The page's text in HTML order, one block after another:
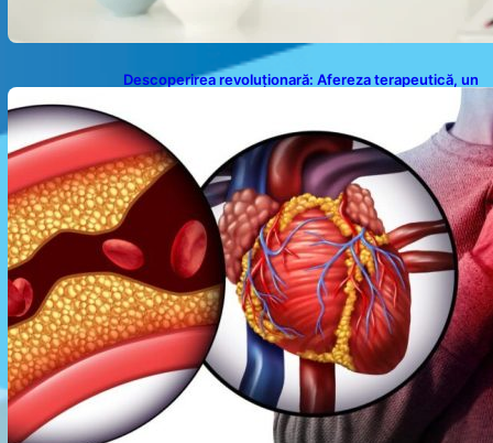
Descoperirea revoluționară: Afereza terapeutică, un